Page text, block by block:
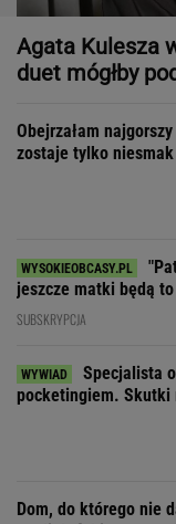
Agata Kulesza
duet mógłby
Obejrzałam
zostaje tylko niesmak
jeszcze matki będą
SUBSKRYPCJA
Specjalista
pocketingiem. Skutki
Dom, do którego nie